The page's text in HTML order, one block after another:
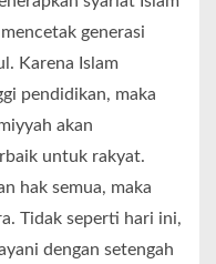
generasi
Karena Islam
pendidikan, maka
akan
untuk rakyat.
hak semua, maka
Tidak seperti hari ini,
dengan setengah